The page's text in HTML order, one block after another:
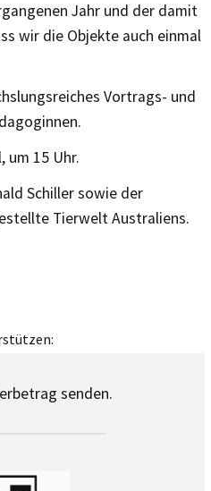
Jahr und der damit
wir die Objekte auch einmal
Vortrags- und
um 15 Uhr.
Schiller sowie der
Tierwelt Australiens.
senden.